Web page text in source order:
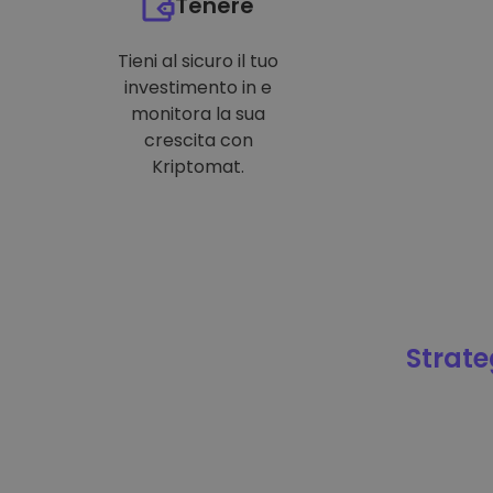
Tieni al sicuro il tuo
investimento in e
monitora la sua
crescita con
Kriptomat.